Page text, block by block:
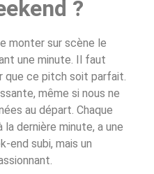
?
monter sur scène le
une minute. Il faut
que ce pitch soit parfait.
même si nous ne
au départ. Chaque
dernière minute, a une
end subi, mais un